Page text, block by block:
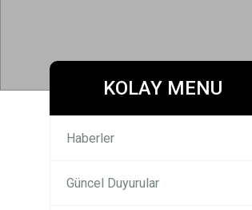
KOLAY MENU
Haberler
Güncel Duyurular